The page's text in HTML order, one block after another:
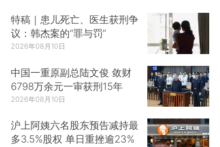
特稿｜患儿死亡、医生获刑争
议：韩杰案的“罪与罚”
2026年08月10日
中国一重原副总陆文俊 敛财
6798万余元一审获刑15年
2026年08月10日
沪上阿姨六名股东预告减持最
多3.5%股权 单日重挫逾23%